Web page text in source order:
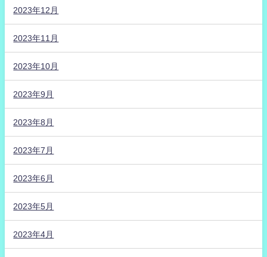
2023年12月
2023年11月
2023年10月
2023年9月
2023年8月
2023年7月
2023年6月
2023年5月
2023年4月